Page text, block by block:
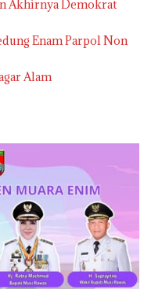
Akhirnya Demokrat
Enam Parpol Non
Alam